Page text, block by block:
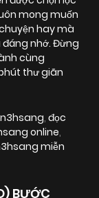
mong muốn
hay mà
nhớ. Đừng
cùng
thư giãn
, đọc
online,
miễn
BƯỚC